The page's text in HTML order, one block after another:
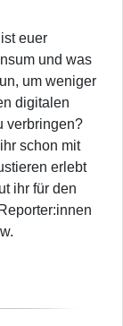
euer
und was
um weniger
digitalen
verbringen?
schon mit
erlebt
ihr für den